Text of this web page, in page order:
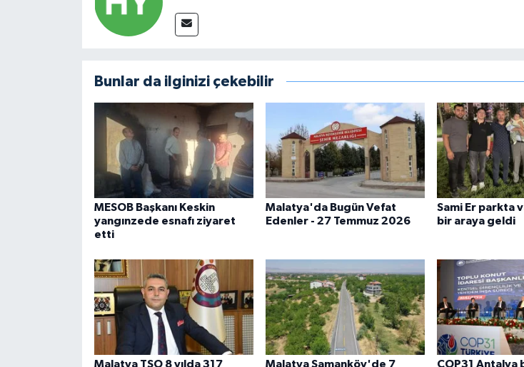
Bunlar da ilginizi çekebilir
MESOB Başkanı Keskin
yangınzede esnafı ziyaret
etti
Malatya'da Bugün Vefat
Edenler - 27 Temmuz 2026
Sami Er parkta
bir araya geldi
Malatya TSO 8 yılda 317
Malatya Samanköy'de 7
COP31 Antalya